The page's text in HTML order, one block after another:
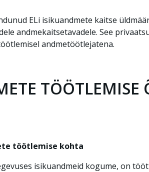
ELi isikuandmete kaitse
andmekaitsetavadele. See
andmetöötlejatena.
töötlemise kohta
isikuandmeid kogume, on